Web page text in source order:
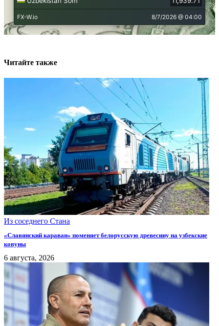
Читайте также
Из соседнего Стана
«Славянский караван» поменяет белорусскую древесину на узбекские
ковуны
6 августа, 2026